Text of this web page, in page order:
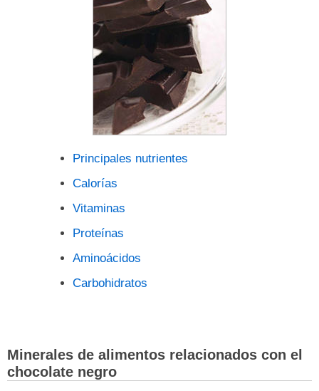
Principales nutrientes
Calorías
Vitaminas
Proteínas
Aminoácidos
Carbohidratos
Minerales de alimentos relacionados con el
chocolate negro